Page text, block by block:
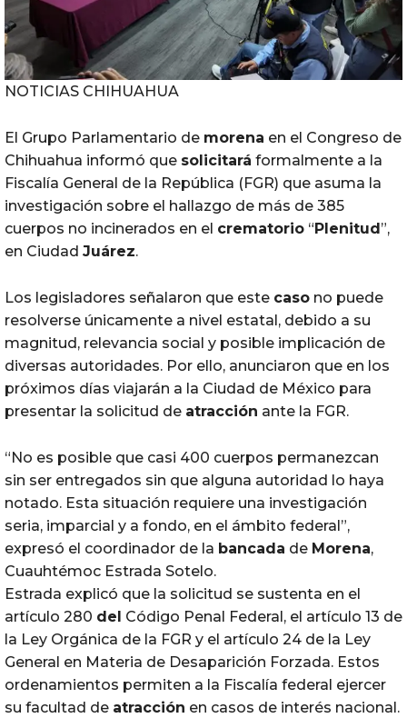
NOTICIAS CHIHUAHUA
El Grupo Parlamentario de morena en el Congreso de
Chihuahua informó que solicitará formalmente a la
Fiscalía General de la República (FGR) que asuma la
investigación sobre el hallazgo de más de 385
cuerpos no incinerados en el crematorio “Plenitud”,
en Ciudad Juárez.
Los legisladores señalaron que este caso no puede
resolverse únicamente a nivel estatal, debido a su
magnitud, relevancia social y posible implicación de
diversas autoridades. Por ello, anunciaron que en los
próximos días viajarán a la Ciudad de México para
presentar la solicitud de atracción ante la FGR.
“No es posible que casi 400 cuerpos permanezcan
sin ser entregados sin que alguna autoridad lo haya
notado. Esta situación requiere una investigación
seria, imparcial y a fondo, en el ámbito federal”,
expresó el coordinador de la bancada de Morena,
Cuauhtémoc Estrada Sotelo.
Estrada explicó que la solicitud se sustenta en el
artículo 280 del Código Penal Federal, el artículo 13 de
la Ley Orgánica de la FGR y el artículo 24 de la Ley
General en Materia de Desaparición Forzada. Estos
ordenamientos permiten a la Fiscalía federal ejercer
su facultad de atracción en casos de interés nacional.